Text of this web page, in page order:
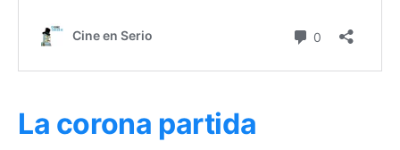
La corona partida